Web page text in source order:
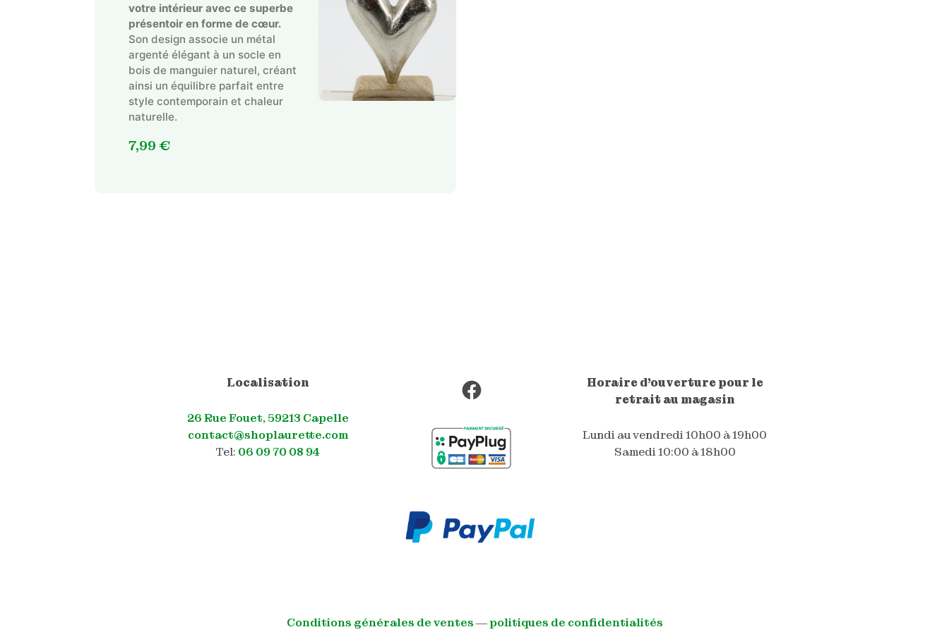
votre intérieur avec ce superbe
présentoir en forme de cœur.
Son design associe un métal
argenté élégant à un socle en
bois de manguier naturel, créant
ainsi un équilibre parfait entre
style contemporain et chaleur
naturelle.
7,99 €
Localisation
26 Rue Fouet, 59213 Capelle
contact@shoplaurette.com
Tel: 06 09 70 08 94
Facebook
Horaire d'ouverture pour le
retrait au magasin
Lundi au vendredi 10h00 à 19h00
Samedi 10:00 à 18h00
Conditions générales de ventes―politiques de confidentialités